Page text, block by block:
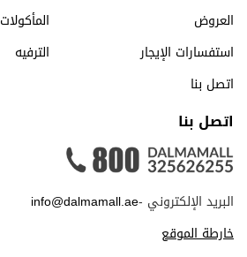
العروض
المأكولات
استفسارات الإيجار
الترفيه
اتصل بنا
اتصل بنا
البريد الإلكتروني -info@dalmamall.ae
خارطة الموقع